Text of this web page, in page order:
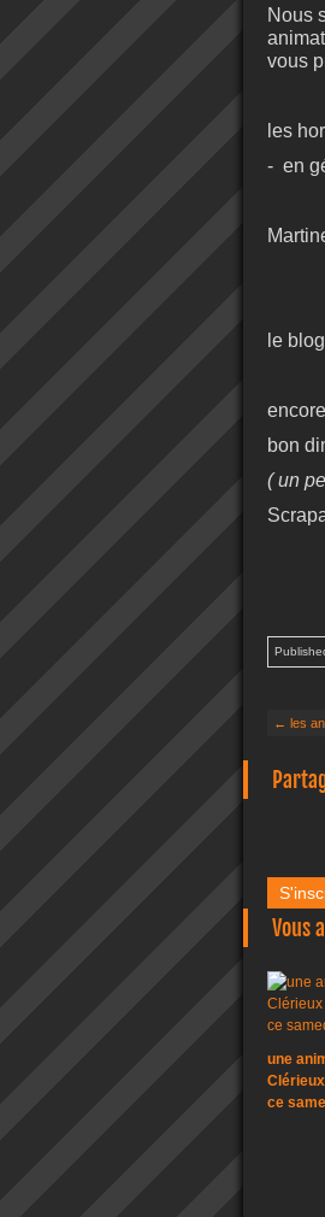
Nous
vous
les
- en
le
le
bon
( un
← les
Vous
une
ce